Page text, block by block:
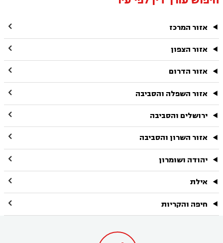
אזור המרכז 
אזור הצפון 
אזור הדרום 
אזור השפלה והסביבה 
ירושלים והסביבה 
אזור השרון והסביבה 
יהודה ושומרון 
אילת 
חיפה והקריות 